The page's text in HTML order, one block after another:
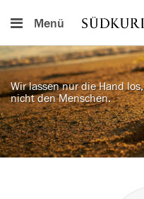
Menü
Wir lassen nur die Hand los,
nicht den Menschen.